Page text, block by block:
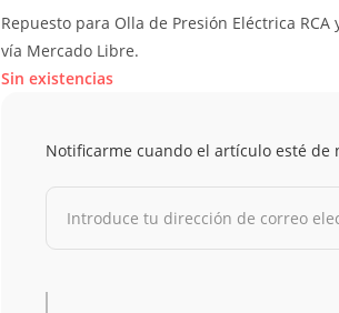
Repuesto para Olla de Presión Eléctrica
vía Mercado Libre.
Sin existencias
Notificarme cuando el artículo esté de